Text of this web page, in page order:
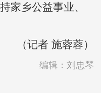
家乡公益事业、
（记者 施蓉蓉）
编辑：刘忠琴